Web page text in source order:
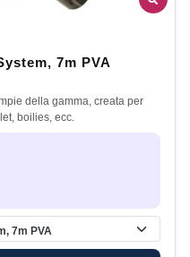
7m PVA
della gamma, creata per
boilies, ecc.
7m PVA